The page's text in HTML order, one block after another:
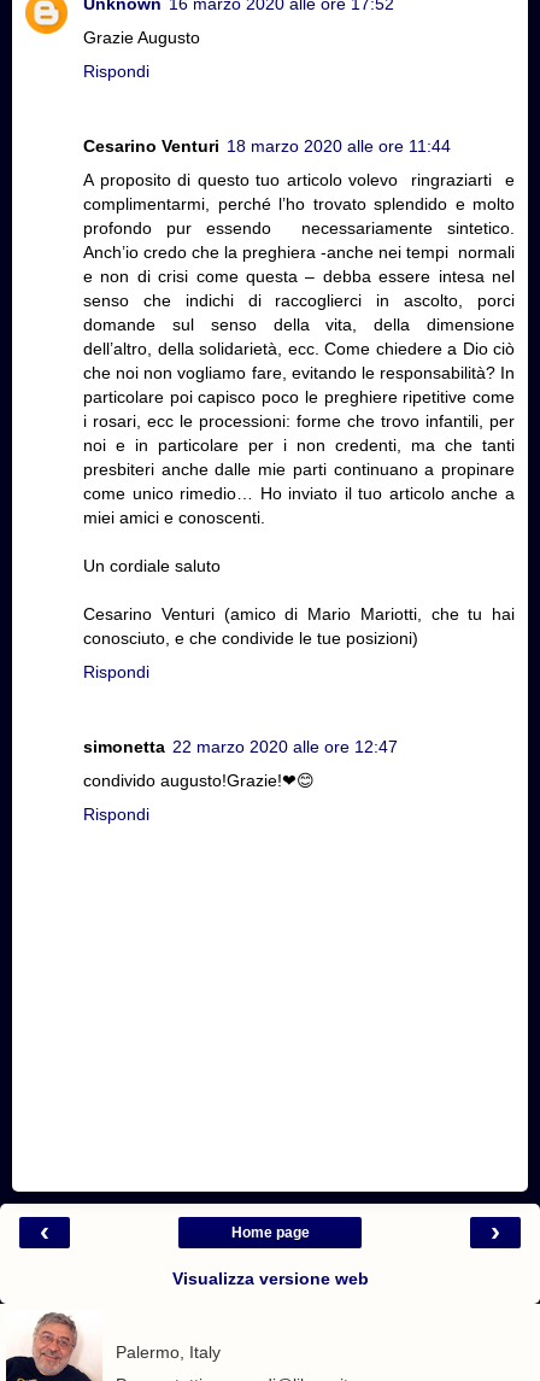
Grazie Augusto
Rispondi
Cesarino Venturi 18 marzo 2020 alle ore 11:44
A proposito di questo tuo articolo volevo ringraziarti e
complimentarmi, perché l’ho trovato splendido e molto
profondo pur essendo necessariamente sintetico.
Anch’io credo che la preghiera -anche nei tempi normali
e non di crisi come questa – debba essere intesa nel
senso che indichi di raccoglierci in ascolto, porci
domande sul senso della vita, della dimensione
dell’altro, della solidarietà, ecc. Come chiedere a Dio ciò
che noi non vogliamo fare, evitando le responsabilità? In
particolare poi capisco poco le preghiere ripetitive come
i rosari, ecc le processioni: forme che trovo infantili, per
noi e in particolare per i non credenti, ma che tanti
presbiteri anche dalle mie parti continuano a propinare
come unico rimedio… Ho inviato il tuo articolo anche a
miei amici e conoscenti.
Un cordiale saluto
Cesarino Venturi (amico di Mario Mariotti, che tu hai
conosciuto, e che condivide le tue posizioni)
Rispondi
simonetta 22 marzo 2020 alle ore 12:47
condivido augusto!Grazie!❤😊
Rispondi
‹ ›
Home page
Visualizza versione web
Palermo, Italy